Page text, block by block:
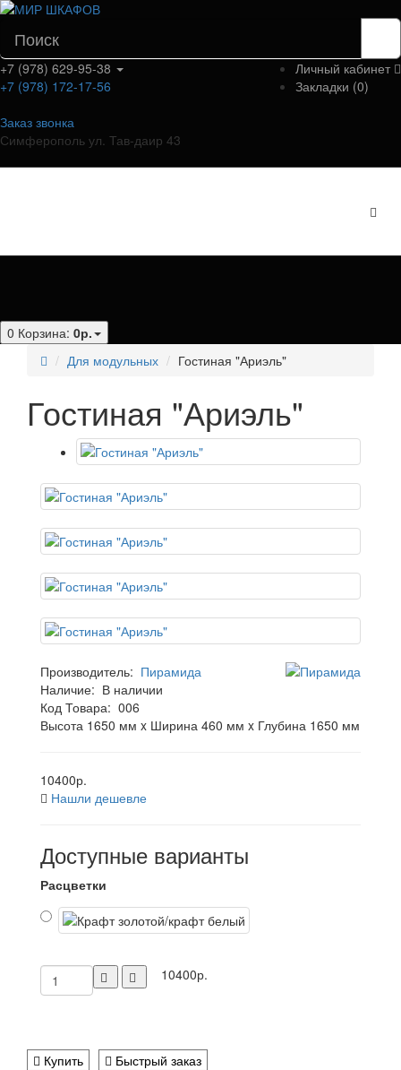
Личный кабинет
Закладки (0)
+7 (978) 629-95-38
+7 (978) 172-17-56
Заказ звонка
Симферополь ул. Тав-даир 43
0 Корзина: 0р.
Для модульных
Гостиная "Ариэль"
Гостиная "Ариэль"
Производитель: Пирамида
Наличие: В наличии
Код Товара: 006
Высота 1650 мм x Ширина 460 мм x Глубина 1650 мм
10400р.
Нашли дешевле
Доступные варианты
Расцветки
10400р.
Купить
Быстрый заказ